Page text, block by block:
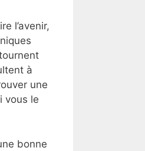
l’avenir,
à
une
vous le
bonne